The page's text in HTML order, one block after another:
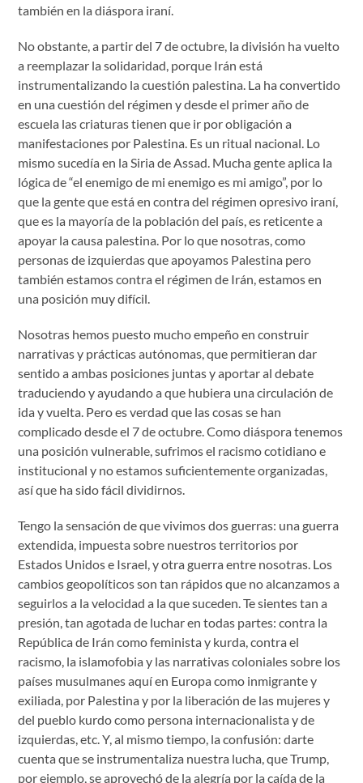
también en la diáspora iraní.
No obstante, a partir del 7 de octubre, la división ha vuelto
a reemplazar la solidaridad, porque Irán está
instrumentalizando la cuestión palestina. La ha convertido
en una cuestión del régimen y desde el primer año de
escuela las criaturas tienen que ir por obligación a
manifestaciones por Palestina. Es un ritual nacional. Lo
mismo sucedía en la Siria de Assad. Mucha gente aplica la
lógica de “el enemigo de mi enemigo es mi amigo”, por lo
que la gente que está en contra del régimen opresivo iraní,
que es la mayoría de la población del país, es reticente a
apoyar la causa palestina. Por lo que nosotras, como
personas de izquierdas que apoyamos Palestina pero
también estamos contra el régimen de Irán, estamos en
una posición muy difícil.
Nosotras hemos puesto mucho empeño en construir
narrativas y prácticas autónomas, que permitieran dar
sentido a ambas posiciones juntas y aportar al debate
traduciendo y ayudando a que hubiera una circulación de
ida y vuelta. Pero es verdad que las cosas se han
complicado desde el 7 de octubre. Como diáspora tenemos
una posición vulnerable, sufrimos el racismo cotidiano e
institucional y no estamos suficientemente organizadas,
así que ha sido fácil dividirnos.
Tengo la sensación de que vivimos dos guerras: una guerra
extendida, impuesta sobre nuestros territorios por
Estados Unidos e Israel, y otra guerra entre nosotras. Los
cambios geopolíticos son tan rápidos que no alcanzamos a
seguirlos a la velocidad a la que suceden. Te sientes tan a
presión, tan agotada de luchar en todas partes: contra la
República de Irán como feminista y kurda, contra el
racismo, la islamofobia y las narrativas coloniales sobre los
países musulmanes aquí en Europa como inmigrante y
exiliada, por Palestina y por la liberación de las mujeres y
del pueblo kurdo como persona internacionalista y de
izquierdas, etc. Y, al mismo tiempo, la confusión: darte
cuenta que se instrumentaliza nuestra lucha, que Trump,
por ejemplo, se aprovechó de la alegría por la caída de la